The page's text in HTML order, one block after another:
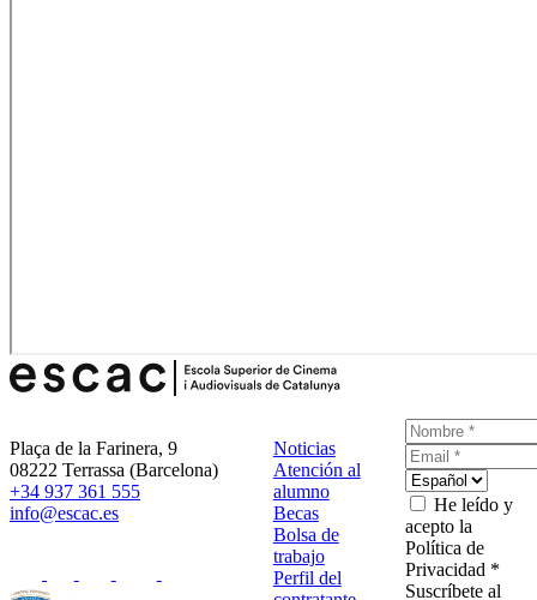
Plaça de la Farinera, 9
08222 Terrassa (Barcelona)
+34 937 361 555
info@escac.es
Noticias
Atención al
alumno
Becas
Bolsa de
trabajo
Perfil del
He leído y
acepto la
Política de
Privacidad *
Suscríbete al